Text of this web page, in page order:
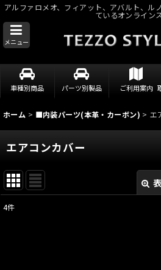
アルファロメオ、フィアット、アバルト、ル
ているオンライン
メニュー
車種別商品 パーツ別製品 ご利用案内
ホーム > ■内装パーツ(本革・カーボン) > エ
エアコンカバー
4件